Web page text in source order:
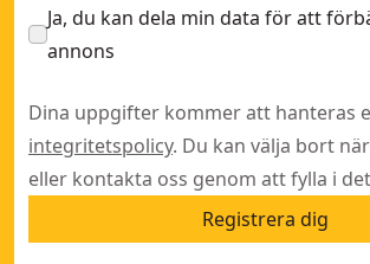
Ja, du kan dela min data för att
annons
Dina uppgifter kommer att hanteras
integritetspolicy. Du kan välja bort
eller kontakta oss genom att fylla i
Registrera dig